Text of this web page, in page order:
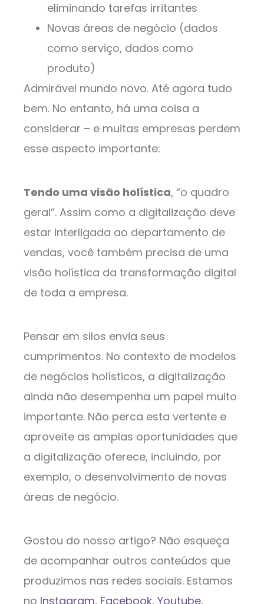
eliminando tarefas irritantes
Novas áreas de negócio (dados
como serviço, dados como
produto)
Admirável mundo novo. Até agora tudo
bem. No entanto, há uma coisa a
considerar – e muitas empresas perdem
esse aspecto importante:
Tendo uma visão holística, “o quadro
geral”. Assim como a digitalização deve
estar interligada ao departamento de
vendas, você também precisa de uma
visão holística da transformação digital
de toda a empresa.
Pensar em silos envia seus
cumprimentos. No contexto de modelos
de negócios holísticos, a digitalização
ainda não desempenha um papel muito
importante. Não perca esta vertente e
aproveite as amplas oportunidades que
a digitalização oferece, incluindo, por
exemplo, o desenvolvimento de novas
áreas de negócio.
Gostou do nosso artigo? Não esqueça
de acompanhar outros conteúdos que
produzimos nas redes sociais. Estamos
no Instagram, Facebook, Youtube,